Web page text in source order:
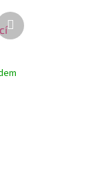
Další
produkt